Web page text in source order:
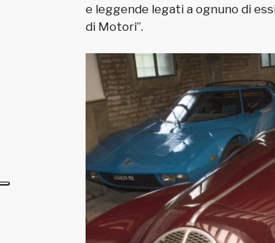
e leggende legati a ognuno di
di Motori”.